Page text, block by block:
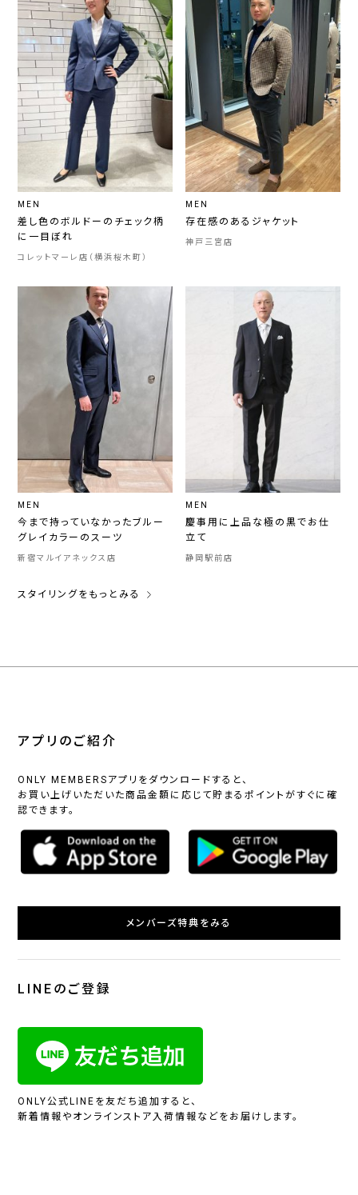
MEN
差し色のボルドーのチェック柄
に一目ぼれ
コレットマーレ店（横浜桜木町）
MEN
存在感のあるジャケット
神戸三宮店
MEN
今まで持っていなかったブルー
グレイカラーのスーツ
新宿マルイアネックス店
MEN
慶事用に上品な極の黒でお仕
立て
静岡駅前店
スタイリングをもっとみる
アプリのご紹介
ONLY MEMBERSアプリをダウンロードすると、
お買い上げいただいた商品金額に応じて貯まるポイントがすぐに確
認できます。
メンバーズ特典をみる
LINEのご登録
ONLY公式LINEを友だち追加すると、
新着情報やオンラインストア入荷情報などをお届けします。